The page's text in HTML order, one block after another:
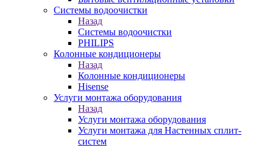
Системы водоочистки
Назад
Системы водоочистки
PHILIPS
Колонные кондиционеры
Назад
Колонные кондиционеры
Hisense
Услуги монтажа оборудования
Назад
Услуги монтажа оборудования
Услуги монтажа для Настенных сплит-
систем